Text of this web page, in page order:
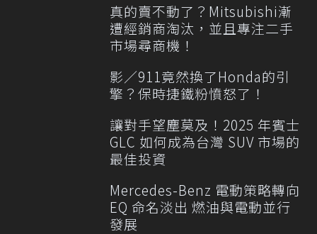
真的賣不動了？Mitsubishi漸
遭經銷商淘汰，並且專注二手
市場尋商機！
影／911竟然換了Honda的引
擎？保時捷鐵粉憤怒了！
讓對手望塵莫及！2025 年賓士
GLC 如何成為台灣 SUV 市場的
最佳投資
Mercedes-Benz 電動策略轉向
EQ 命名淡出 燃油與電動並行
發展